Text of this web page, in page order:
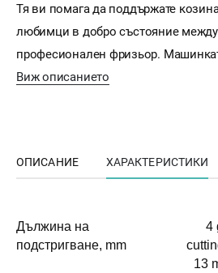
Тя ви помага да поддържате
любимци в добро състояние
професионален фризьор.
Виж описанието
ОПИСАНИЕ ХАРАКТЕРИСТИКИ
Дължина на
подстригване, mm
4
13